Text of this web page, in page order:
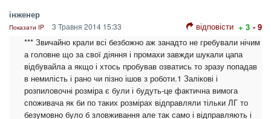
інженер
Показати IP 3 Травня 2014 15:33 відповісти + 3 - 9
*** Звичайно крали всі безбожно аж занадто не гребували нічим
а головне що за свої діяння і промахи завжди шукали цапа
відбувайла а якщо і хтось пробував озватись то зразу попадав
в немилість і рано чи пізно ішов з роботи.1 Залікові і
розпиловочні розміра є були і будуть-це фактична вимога
споживача як би по таких розмірах відправляли тільки ЛГ то
безумовно було б зловживання але так само і відправляють і